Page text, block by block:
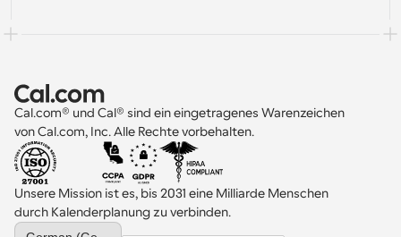
Cal.com® und Cal® sind ein eingetragenes Warenzeichen
von Cal.com, Inc. Alle Rechte vorbehalten.
Unsere Mission ist es, bis 2031 eine Milliarde Menschen
durch Kalenderplanung zu verbinden.
Select Language